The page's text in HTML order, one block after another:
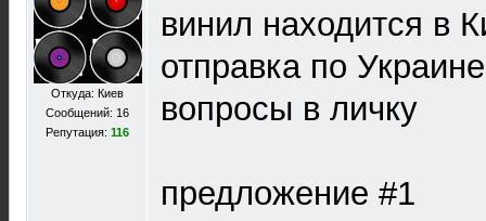
Откуда: Киев
Сообщений: 16
Репутация: 116
винил находится в
отправка по
вопросы в личку
предложение #1